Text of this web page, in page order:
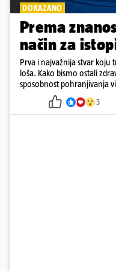
DOKAZANO
Prema
način za
Prva i najvažnija stvar koju
loša. Kako bismo ostali
sposobnost pohranjivanja
3